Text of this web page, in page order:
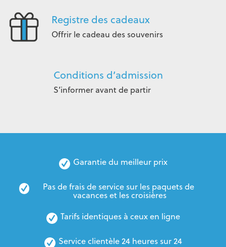
Registre des cadeaux
Offrir le cadeau des souvenirs
Conditions d’admission
S’informer avant de partir
Garantie du meilleur prix
Pas de frais de service sur les paquets de
vacances et les croisières
Tarifs identiques à ceux en ligne
Service clientèle 24 heures sur 24